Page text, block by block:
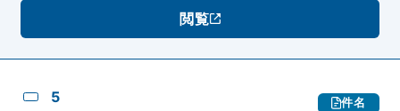
閲覧
5 件名